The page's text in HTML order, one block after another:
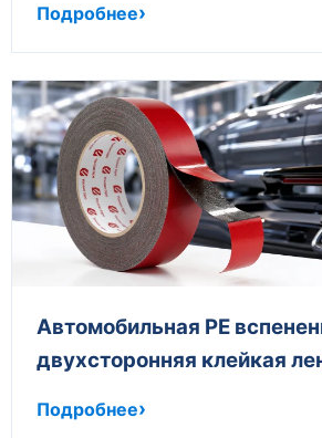
Подробнее
Автомобильная PE
двухсторонняя клейкая
Подробнее